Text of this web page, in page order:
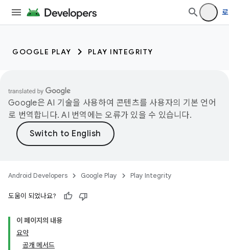
GOOGLE PLAY PLAY INTEGRITY
Google은 AI 기술을 사용하여 콘텐츠를 사용자의 기본 언어
로 번역합니다. AI 번역에는 오류가 있을 수 있습니다.
Android Developers Google Play Play Integrity
도움이 되었나요?
이 페이지의 내용
요약
공개 메서드